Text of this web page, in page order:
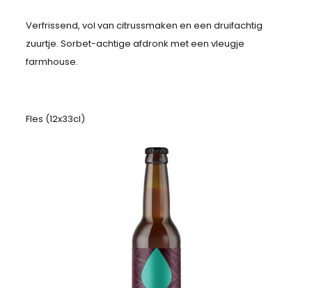
Verfrissend, vol van citrussmaken en een druifachtig
zuurtje. Sorbet-achtige afdronk met een vleugje
farmhouse.
Fles (12x33cl)